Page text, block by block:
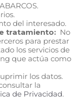
del interesado.
tratamiento: No
para prestar
los servicios de
que actúa como
los datos.
la
de Privacidad.